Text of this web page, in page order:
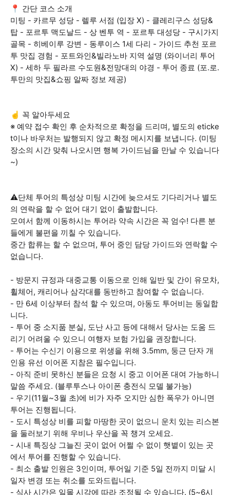
📍 간단 코스 소개
미팅 - 카르무 성당 - 렐루 서점 (입장 X) - 클레리구스 성당&
탑 - 포르투 맥도날드 - 상 벤투 역 - 포르투 대성당 - 구시가지
골목 - 히베이루 강변 - 동루이스 1세 다리 - 가이드 추천 포르
투 맛집 경험 - 포트와인&빌라노바 지역 설명 (와이너리 투어
X) - 세하 두 필라르 수도원&전망대의 야경 - 투어 종료 (포.로.
투만의 맛집&쇼핑 알짜 정보 제공)
☝️ 꼭 알아두세요
※ 예약 접수 확인 후 순차적으로 확정을 드리며, 별도의 eticke
t이나 바우처는 발행되지 않고 확정 메시지를 보냅니다. (미팅
장소의 시간 맞춰 나오시면 행복 가이드님을 만날 수 있습니다
~)
⚠️단체 투어의 특성상 미팅 시간에 늦으셔도 기다리거나 별도
의 연락을 할 수 없어 대기 없이 출발합니다.
모여서 함께 이동하시는 투어라 약속 시간은 꼭 엄수! 다른 분
들에게 불편을 끼칠 수 있습니다.
중간 합류는 할 수 없으며, 투어 중인 담당 가이드와 연락할 수
없습니다.
- 방문지 규정과 대중교통 이동으로 인해 일반 및 간이 유모차,
휠체어, 캐리어나 삼각대를 동반하고 참여할 수 없습니다.
- 만 6세 이상부터 참석 할 수 있으며, 아동도 투어비는 동일합
니다.
- 투어 중 소지품 분실, 도난 사고 등에 대해서 당사는 도움 드
리기 어려울 수 있으니 여행자 보험 가입을 권장합니다.
- 투어는 수신기 이용으로 위생을 위해 3.5mm, 둥근 단자 개
인용 유선 이어폰 지참은 필수입니다.
- 아직 준비 못하신 분들은 요청 시 중고 이어폰 대여 가능하니
말씀 주세요. (블루투스나 아이폰 충전식 모델 불가능)
- 우기(11월~3월 초)에 비가 자주 오지만 심한 폭우가 아니면
투어는 진행됩니다.
- 도시 특성상 비를 피할 마땅한 곳이 없으니 운치 있는 리스본
을 둘러보기 위해 우비나 우산을 꼭 챙겨 오세요.
- 시내 특징상 그늘진 곳이 없어 어쩔 수 없이 햇볕이 있는 곳
에서 투어를 진행할 수 있습니다.
- 최소 출발 인원은 3인이며, 투어일 기준 5일 전까지 미달 시
일자 변경 또는 취소를 도와드립니다.
- 식사 시간은 일몰 시각에 따라 조정될 수 있습니다. (5~6시